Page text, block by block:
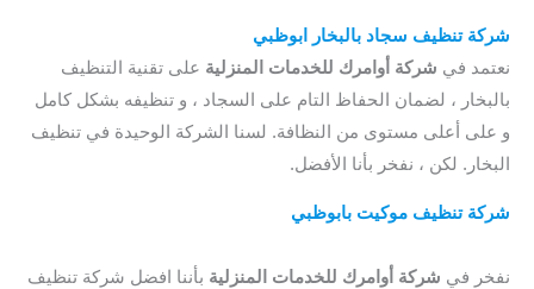
شركة تنظيف سجاد بالبخار ابوظبي
نعتمد في شركة أوامرك للخدمات المنزلية على تقنية التنظيف
بالبخار ، لضمان الحفاظ التام على السجاد ، و تنظيفه بشكل كامل
و على أعلى مستوى من النظافة. لسنا الشركة الوحيدة في تنظيف
البخار. لكن ، نفخر بأنا الأفضل.
شركة تنظيف موكيت بابوظبي
نفخر في شركة أوامرك للخدمات المنزلية بأننا افضل شركة تنظيف